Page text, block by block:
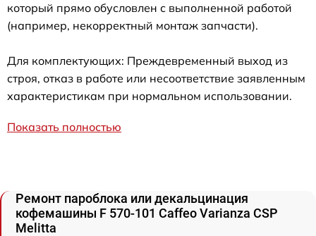
который прямо обусловлен с выполненной работой
(например, некорректный монтаж запчасти).
Для комплектующих: Преждевременный выход из
строя, отказ в работе или несоответствие заявленным
характеристикам при нормальном использовании.
Показать полностью
Ремонт пароблока или декальцинация
кофемашины F 570-101 Caffeo Varianza CSP
Melitta